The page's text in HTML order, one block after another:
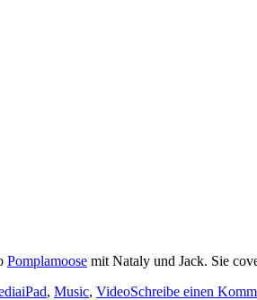
Pomplamoose mit Nataly und Jack. Sie
Schlagwörter
iPad, Music, VideoSchreibe einen